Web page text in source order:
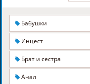
Бабушки
Инцест
Брат и сестра
Анал